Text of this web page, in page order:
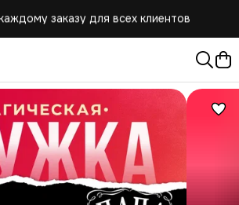
доставка при заказе от 10.000 руб.